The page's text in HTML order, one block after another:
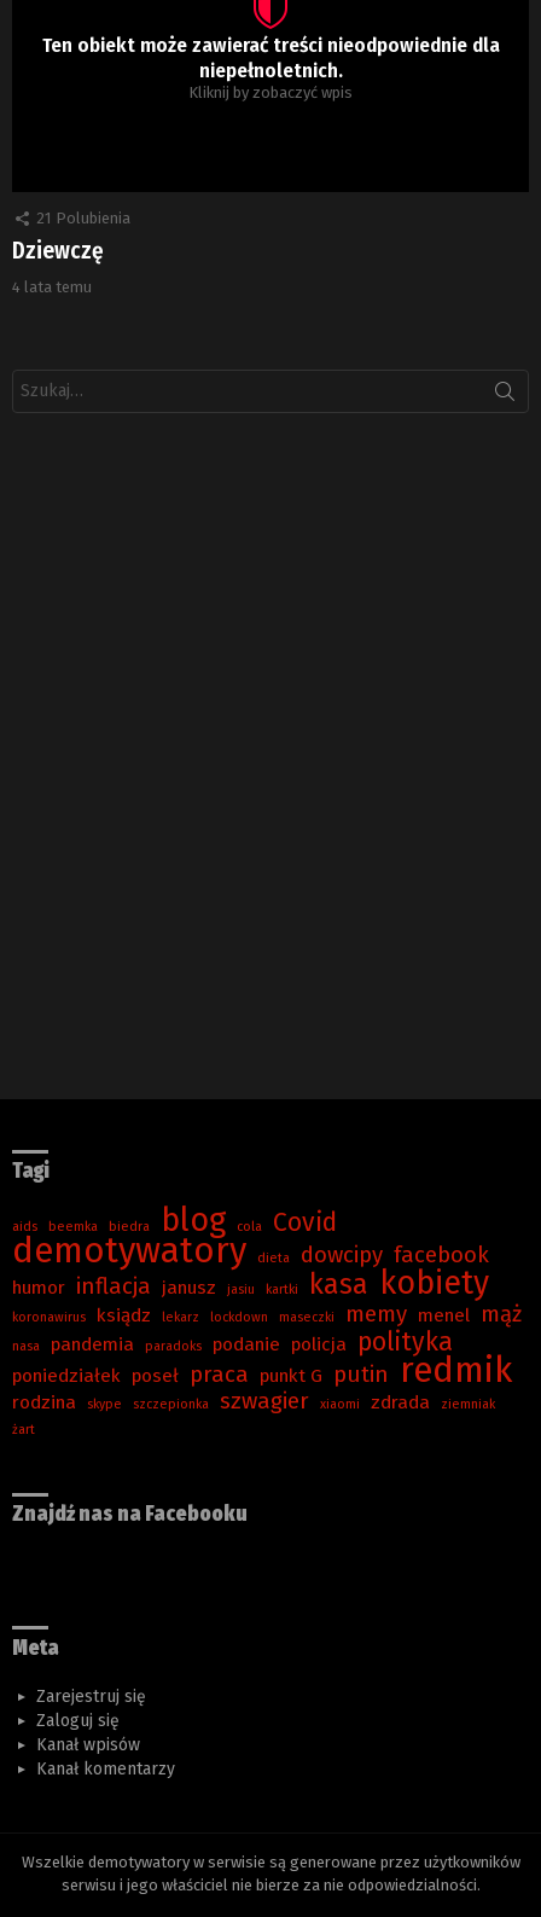
Ten obiekt może zawierać treści nieodpowiednie dla
niepełnoletnich.
Kliknij by zobaczyć wpis
21 Polubienia
Dziewczę
4 lata temu
Tagi
aids beemka biedra blog cola Covid
demotywatory dieta dowcipy facebook
humor inflacja janusz jasiu kartki kasa kobiety
koronawirus ksiądz lekarz lockdown maseczki memy menel mąż
nasa pandemia paradoks podanie policja polityka
poniedziałek poseł praca punkt G putin redmik
rodzina skype szczepionka szwagier xiaomi zdrada
ziemniak
żart
Znajdź nas na Facebooku
Meta
Zarejestruj się
Zaloguj się
Kanał wpisów
Kanał komentarzy
Wszelkie demotywatory w serwisie są generowane przez użytkowników
serwisu i jego właściciel nie bierze za nie odpowiedzialności.